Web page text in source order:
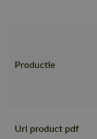
Productie
Url product pdf